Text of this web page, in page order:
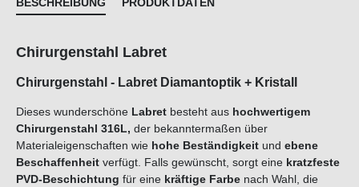
BESCHREIBUNG PRODUKTDATEN
Chirurgenstahl Labret
Chirurgenstahl - Labret Diamantoptik + Kristall
Dieses wunderschöne Labret besteht aus hochwertigem
Chirurgenstahl 316L, der bekanntermaßen über
Materialeigenschaften wie hohe Beständigkeit und ebene
Beschaffenheit verfügt. Falls gewünscht, sorgt eine kratzfeste
PVD-Beschichtung für eine kräftige Farbe nach Wahl, die